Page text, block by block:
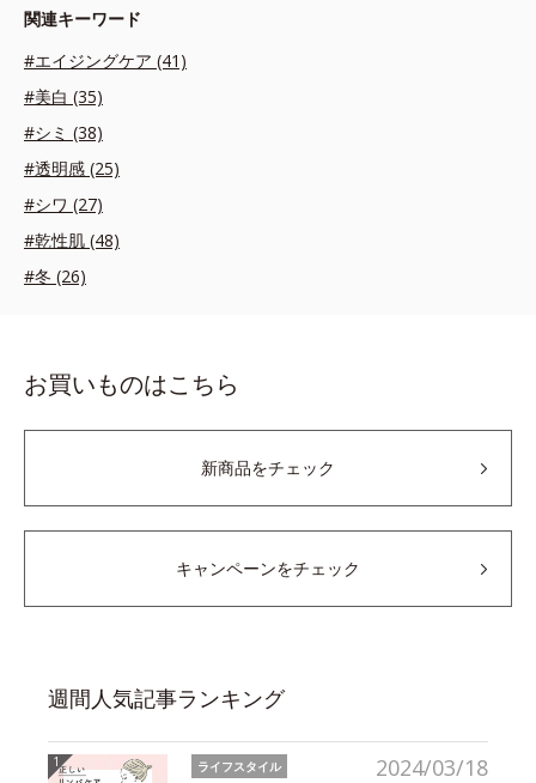
関連キーワード
#エイジングケア (41)
#美白 (35)
#シミ (38)
#透明感 (25)
#シワ (27)
#乾性肌 (48)
#冬 (26)
お買いものはこちら
新商品をチェック
キャンペーンをチェック
週間人気記事ランキング
2024/03/18
ライフスタイル